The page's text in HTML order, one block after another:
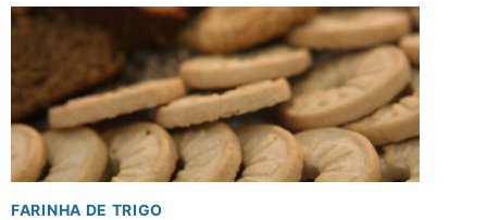
FARINHA DE TRIGO